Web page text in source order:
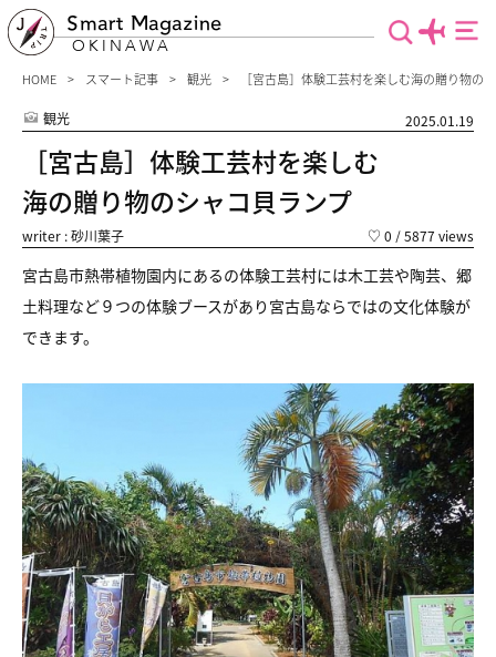
Smart Magazine
OKINAWA
HOME スマート記事 観光 ［宮古島］体験工芸村を楽しむ海の贈り物の
観光 2025.01.19
［宮古島］体験工芸村を楽しむ
海の贈り物のシャコ貝ランプ
writer : 砂川葉子 ♡ 0 / 5877 views
宮古島市熱帯植物園内にあるの体験工芸村には木工芸や陶芸、郷
土料理など９つの体験ブースがあり 宮古島ならではの文化体験が
できます。